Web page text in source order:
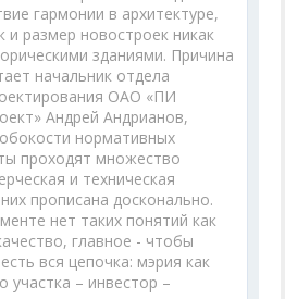
гармонии в архитектуре,
и размер новостроек никак
зданиями. Причина
начальник отдела
ОАО «ПИ
Андрей Андрианов,
нормативных
проходят множество
и техническая
прописана досконально.
нет таких понятий как
главное - чтобы
вся цепочка: мэрия как
участка – инвестор –